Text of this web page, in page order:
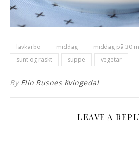
lavkarbo middag
middag på 30
sunt og raskt
suppe vegetar
By Elin Rusnes Kvingedal
LEAVE A